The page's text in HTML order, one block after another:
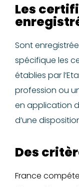
Les
Sont
spécifique les
établies par
profession ou
en application
d’une
Des
France